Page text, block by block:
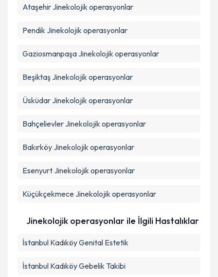
Ataşehir Jinekolojik operasyonlar
Pendik Jinekolojik operasyonlar
Gaziosmanpaşa Jinekolojik operasyonlar
Beşiktaş Jinekolojik operasyonlar
Üsküdar Jinekolojik operasyonlar
Bahçelievler Jinekolojik operasyonlar
Bakırköy Jinekolojik operasyonlar
Esenyurt Jinekolojik operasyonlar
Küçükçekmece Jinekolojik operasyonlar
Jinekolojik operasyonlar ile İlgili Hastalıklar
İstanbul Kadıköy Genital Estetik
İstanbul Kadıköy Gebelik Takibi